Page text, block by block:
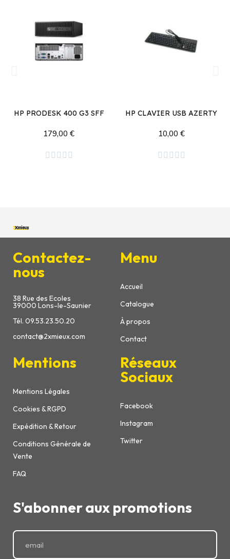
HP PRODESK 400 G3 SFF
179,00 €
    
HP CLAVIER USB AZERTY
10,00 €
    
Contactez-
nous
38 Rue des Ecoles
39000 Lons-le-Saunier
Tél. 09.53.23.50.20
contact@2xmieux.com
Menu
Accueil
Catalogue
À propos
Contact
Mentions
Mentions Légales
Cookies & RGPD
Expédition & Retour
Conditions Générale de
Vente
FAQ
Réseaux
Sociaux
Facebook
Instagram
Twitter
S'abonner aux promotions